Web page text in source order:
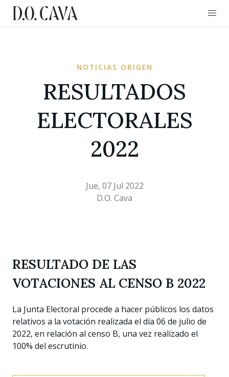
NOTICIAS ORIGEN
RESULTADOS
ELECTORALES
2022
Jue, 07 Jul 2022
D.O. Cava
RESULTADO DE LAS
VOTACIONES AL CENSO B 2022
La Junta Electoral procede a hacer públicos los datos
relativos a la votación realizada el día 06 de julio de
2022, en relación al censo B, una vez realizado el
100% del escrutinio.